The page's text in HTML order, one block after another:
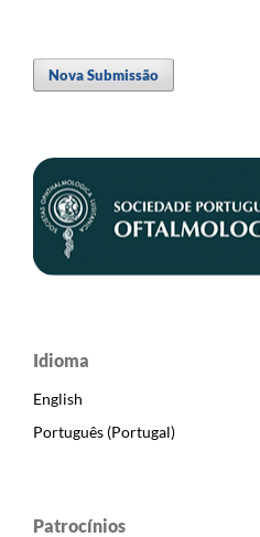
Nova Submissão
Idioma
English
Português (Portugal)
Patrocínios